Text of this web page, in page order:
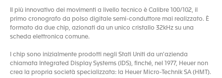
Il più innovativo dei movimenti a livello tecnico è Calibre 100/102, il
primo cronografo da polso digitale semi-conduttore mai realizzato. È
formato da due chip, azionati da un unico cristallo 32kHz su una
scheda elettronica comune.
I chip sono inizialmente prodotti negli Stati Uniti da un'azienda
chiamata Integrated Display Systems (IDS), finché, nel 1977, Heuer non
crea la propria società specializzata: la Heuer Micro-Technik SA (HMT).